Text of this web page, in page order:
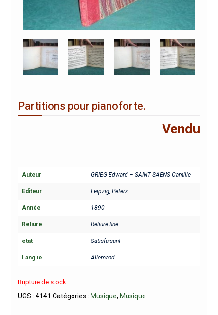
Partitions pour pianoforte.
Vendu
Auteur GRIEG Edward – SAINT SAENS Camille
Editeur Leipzig, Peters
Année 1890
Reliure Reliure fine
etat Satisfaisant
Langue Allemand
Rupture de stock
UGS : 4141 Catégories : Musique, Musique